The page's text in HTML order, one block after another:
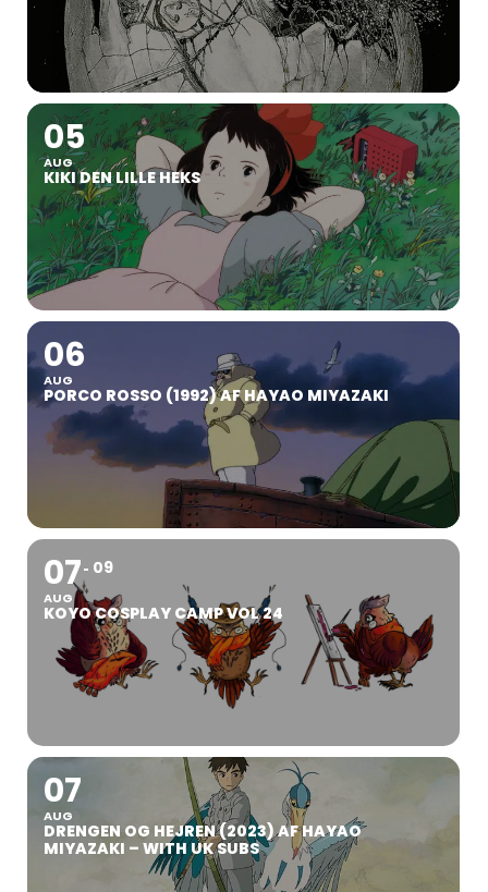
05
AUG
KIKI DEN LILLE HEKS
06
AUG
PORCO ROSSO (1992) AF HAYAO MIYAZAKI
07
AUG
09
KOYO COSPLAY CAMP VOL 24
07
AUG
DRENGEN OG HEJREN (2023) AF HAYAO
MIYAZAKI – WITH UK SUBS